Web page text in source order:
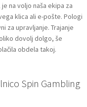
na voljo naša ekipa za
klica ali e-pošte. Pologi
za upravljanje. Trajanje
dovolj dolgo, še
obdela takoj.
Spin Gambling